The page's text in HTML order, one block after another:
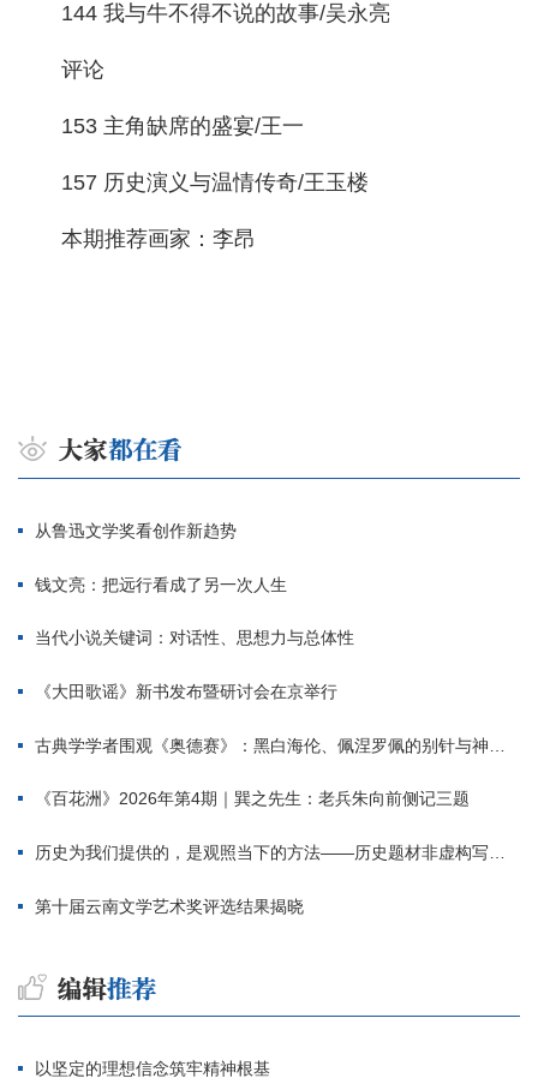
144 我与牛不得不说的故事/吴永亮
评论
153 主角缺席的盛宴/王一
157 历史演义与温情传奇/王玉楼
本期推荐画家：李昂
从鲁迅文学奖看创作新趋势
钱文亮：把远行看成了另一次人生
当代小说关键词：对话性、思想力与总体性
《大田歌谣》新书发布暨研讨会在京举行
古典学学者围观《奥德赛》：黑白海伦、佩涅罗佩的别针与神秘入侵者
《百花洲》2026年第4期｜巽之先生：老兵朱向前侧记三题
历史为我们提供的，是观照当下的方法——历史题材非虚构写作多人谈
第十届云南文学艺术奖评选结果揭晓
以坚定的理想信念筑牢精神根基